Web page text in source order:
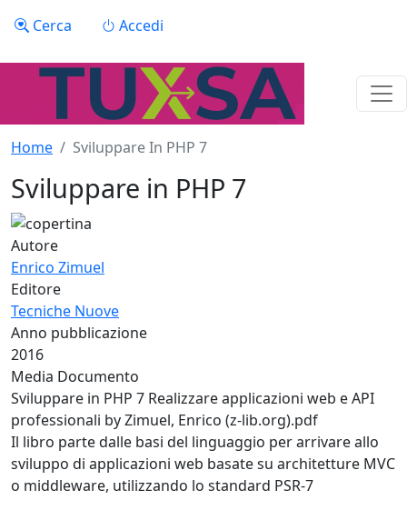
Menu profilo utente
Cerca Accedi
Home Sviluppare In PHP 7
Sviluppare in PHP 7
Autore
Enrico Zimuel
Editore
Tecniche Nuove
Anno pubblicazione
2016
Media Documento
Sviluppare in PHP 7 Realizzare applicazioni web e API
professionali by Zimuel, Enrico (z-lib.org).pdf
Il libro parte dalle basi del linguaggio per arrivare allo
sviluppo di applicazioni web basate su architetture MVC
o middleware, utilizzando lo standard PSR-7